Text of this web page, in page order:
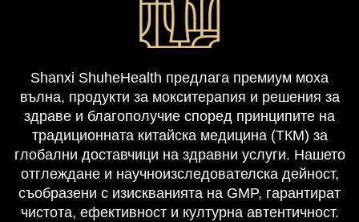
Shanxi ShuheHealth предлага премиум моxa
вълна, продукти за мокситерапия и решения за
здраве и благополучие според принципите на
традиционната китайска медицина (ТКМ) за
глобални доставчици на здравни услуги. Нашето
отглеждане и научноизследователска дейност,
съобразени с изискванията на GMP, гарантират
чистота, ефективност и културна автентичност.